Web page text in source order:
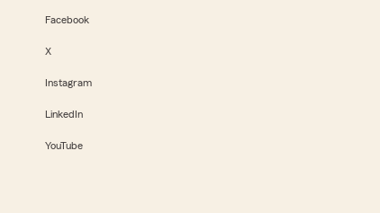
Facebook
X
Instagram
LinkedIn
YouTube